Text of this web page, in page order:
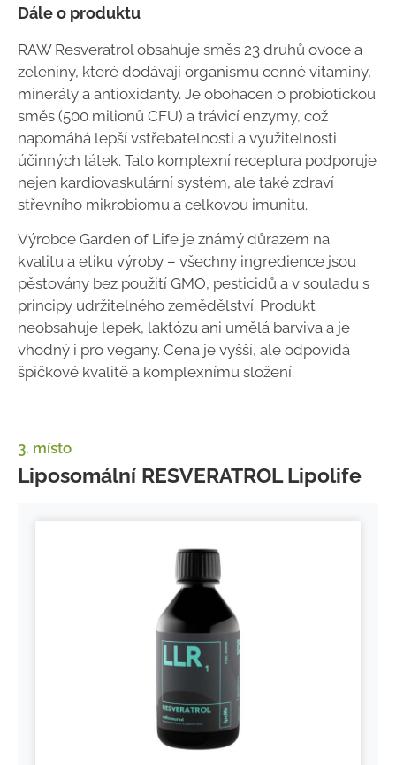
Dále o produktu
RAW Resveratrol obsahuje směs 23 druhů ovoce a
zeleniny, které dodávají organismu cenné vitaminy,
minerály a antioxidanty. Je obohacen o probiotickou
směs (500 milionů CFU) a trávicí enzymy, což
napomáhá lepší vstřebatelnosti a využitelnosti
účinných látek. Tato komplexní receptura podporuje
nejen kardiovaskulární systém, ale také zdraví
střevního mikrobiomu a celkovou imunitu.
Výrobce Garden of Life je známý důrazem na
kvalitu a etiku výroby – všechny ingredience jsou
pěstovány bez použití GMO, pesticidů a v souladu s
principy udržitelného zemědělství. Produkt
neobsahuje lepek, laktózu ani umělá barviva a je
vhodný i pro vegany. Cena je vyšší, ale odpovídá
špičkové kvalitě a komplexnímu složení.
3. místo
Liposomální RESVERATROL Lipolife